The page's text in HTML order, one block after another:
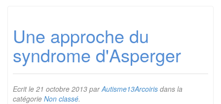
Une approche du
syndrome d'Asperger
Ecrit le 21 octobre 2013 parAutisme13Arcoiris dans la
catégorie Non classé.